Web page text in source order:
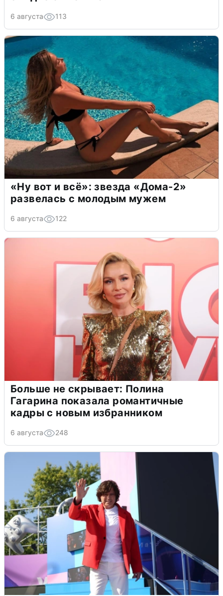
6 августа 113
«Ну вот и всё»: звезда «Дома-2»
развелась с молодым мужем
6 августа 122
Больше не скрывает: Полина
Гагарина показала романтичные
кадры с новым избранником
6 августа 248